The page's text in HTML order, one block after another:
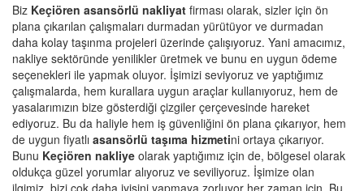
Biz Keçiören asansörlü nakliyat firması olarak, sizler için ön
plana çıkarılan çalışmaları durmadan yürütüyor ve durmadan
daha kolay taşınma projeleri üzerinde çalışıyoruz. Yani amacımız,
nakliye sektöründe yenilikler üretmek ve bunu en uygun ödeme
seçenekleri ile yapmak oluyor. İşimizi seviyoruz ve yaptığımız
çalışmalarda, hem kurallara uygun araçlar kullanıyoruz, hem de
yasalarımızın bize gösterdiği çizgiler çerçevesinde hareket
ediyoruz. Bu da haliyle hem iş güvenliğini ön plana çıkarıyor, hem
de uygun fiyatlı asansörlü taşıma hizmetini ortaya çıkarıyor.
Bunu Keçiören nakliye olarak yaptığımız için de, bölgesel olarak
oldukça güzel yorumlar alıyoruz ve seviliyoruz. İşimize olan
ilgimiz, bizi çok daha iyisini yapmaya zorluyor her zaman için. Bu